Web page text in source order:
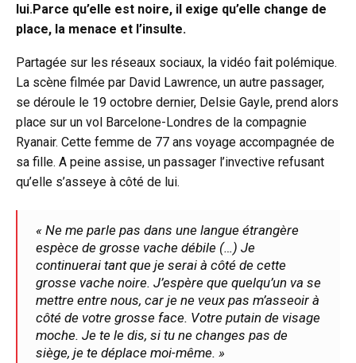
lui.Parce qu’elle est noire, il exige qu’elle change de
place, la menace et l’insulte.
Partagée sur les réseaux sociaux, la vidéo fait polémique.
La scène filmée par David Lawrence, un autre passager,
se déroule le 19 octobre dernier, Delsie Gayle, prend alors
place sur un vol Barcelone-Londres de la compagnie
Ryanair. Cette femme de 77 ans voyage accompagnée de
sa fille. A peine assise, un passager l’invective refusant
qu’elle s’asseye à côté de lui.
« Ne me parle pas dans une langue étrangère
espèce de grosse vache débile (…) Je
continuerai tant que je serai à côté de cette
grosse vache noire. J’espère que quelqu’un va se
mettre entre nous, car je ne veux pas m’asseoir à
côté de votre grosse face. Votre putain de visage
moche. Je te le dis, si tu ne changes pas de
siège, je te déplace moi-même. »